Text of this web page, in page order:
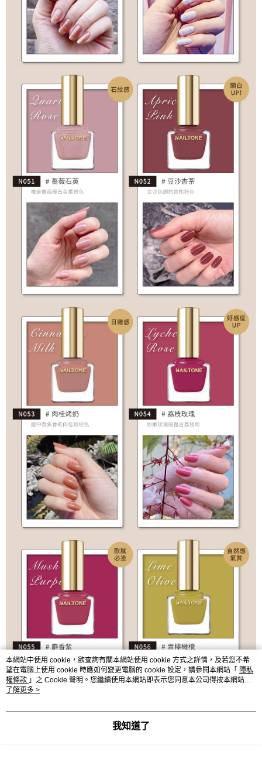
本網站中使用 cookie，欲查詢有關本網站使用 cookie 方式之詳情，及若您不希
望在電腦上使用 cookie 時應如何變更電腦的 cookie 設定，請參閱本網站「 隱私
權條款 」之 Cookie 聲明。您繼續使用本網站即表示您同意本公司得按本網站使
用條款之 Cookie 聲明使用 cookie。
了解更多 >
我知道了